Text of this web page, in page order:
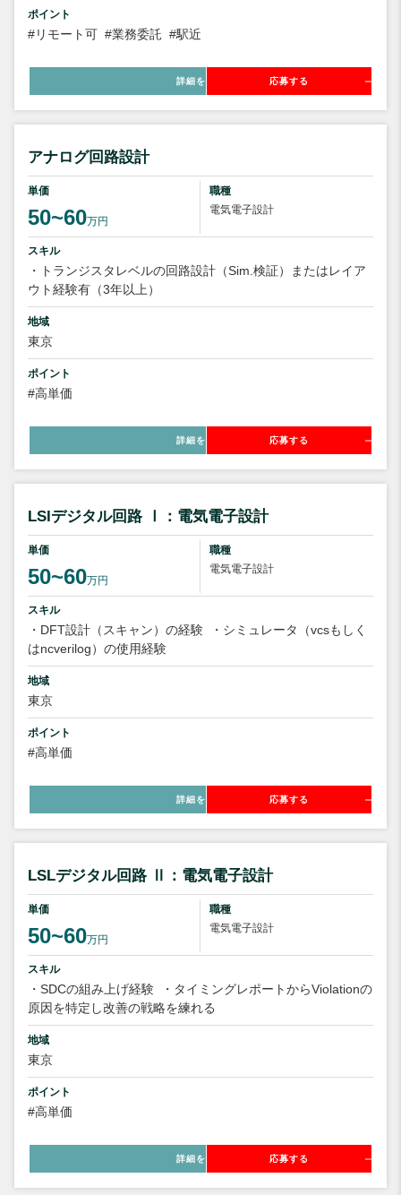
ポイント
#リモート可 #業務委託 #駅近
詳細を見る 応募する
アナログ回路設計
単価
50~60万円
職種
電気電子設計
スキル
・トランジスタレベルの回路設計（Sim.検証）またはレイア
ウト経験有（3年以上）
地域
東京
ポイント
#高単価
詳細を見る 応募する
LSIデジタル回路 Ⅰ：電気電子設計
単価
50~60万円
職種
電気電子設計
スキル
・DFT設計（スキャン）の経験
・シミュレータ（vcsもしく
はncverilog）の使用経験
地域
東京
ポイント
#高単価
詳細を見る 応募する
LSLデジタル回路 Ⅱ：電気電子設計
単価
50~60万円
職種
電気電子設計
スキル
・SDCの組み上げ経験
・タイミングレポートからViolationの
原因を特定し改善の戦略を練れる
地域
東京
ポイント
#高単価
詳細を見る 応募する